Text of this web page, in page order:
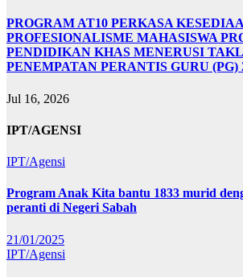
PROGRAM AT10 PERKASA
PROFESIONALISME MAHASISWA
PENDIDIKAN KHAS MENERUSI
PENEMPATAN PERANTIS GURU (PG)
Jul 16, 2026
IPT/AGENSI
IPT/Agensi
Program Anak Kita bantu 1833 murid
peranti di Negeri Sabah
21/01/2025
IPT/Agensi